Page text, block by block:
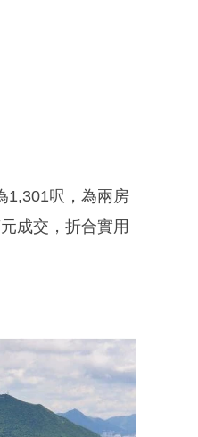
1,301呎，為兩房
成交，折合實用